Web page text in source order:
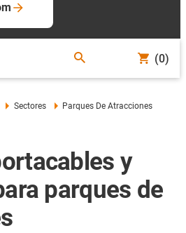
(0)
Sectores Parques De Atracciones
y
parques de